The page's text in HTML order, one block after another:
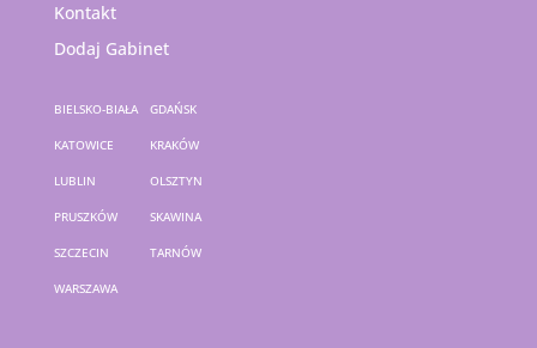
Kontakt
Dodaj Gabinet
BIELSKO-BIAŁA GDAŃSK
KATOWICE KRAKÓW
LUBLIN OLSZTYN
PRUSZKÓW SKAWINA
SZCZECIN TARNÓW
WARSZAWA